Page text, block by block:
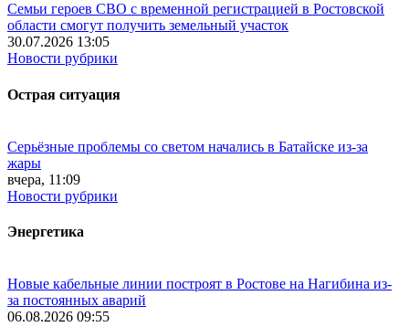
Семьи героев СВО с временной регистрацией в Ростовской
области смогут получить земельный участок
30.07.2026 13:05
Новости рубрики
Острая ситуация
Серьёзные проблемы со светом начались в Батайске из-за
жары
вчера, 11:09
Новости рубрики
Энергетика
Новые кабельные линии построят в Ростове на Нагибина из-
за постоянных аварий
06.08.2026 09:55